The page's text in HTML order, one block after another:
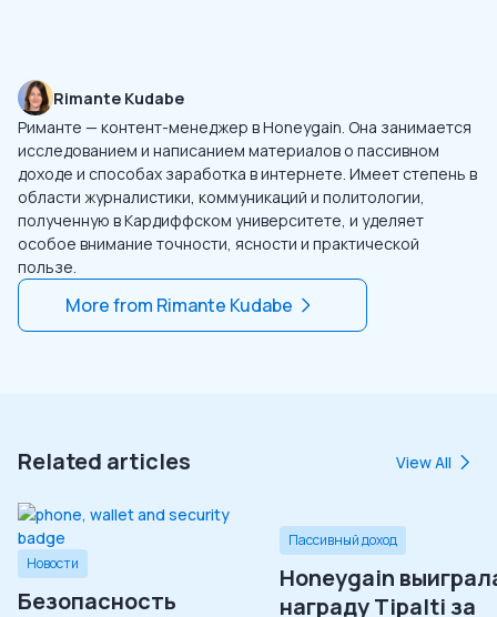
Rimante Kudabe
Риманте — контент-менеджер в Honeygain. Она занимается
исследованием и написанием материалов о пассивном
доходе и способах заработка в интернете. Имеет степень в
области журналистики, коммуникаций и политологии,
полученную в Кардиффском университете, и уделяет
особое внимание точности, ясности и практической
пользе.
More from Rimante Kudabe
Related articles View All
Новости
Безопасность
Пассивный доход
Honeygain
награду Tipalti за